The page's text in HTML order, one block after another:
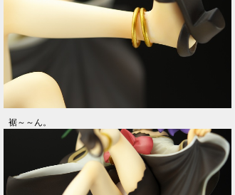
裾～～ん。